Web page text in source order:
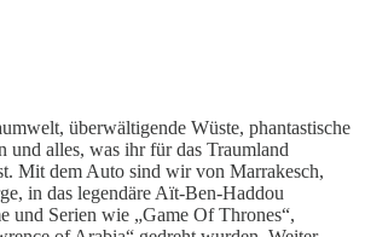
überwältigende Wüste, phantastische
und alles, was ihr für das Traumland
Mit dem Auto sind wir von Marrakesch,
in das legendäre Aït-Ben-Haddou
und Serien wie „Game Of Thrones“,